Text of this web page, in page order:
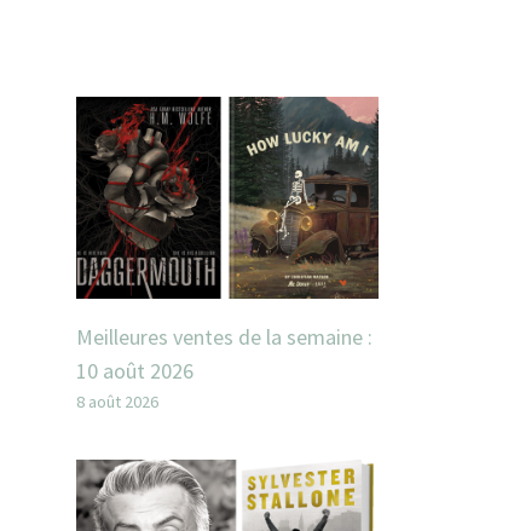
Meilleures ventes de la semaine :
10 août 2026
8 août 2026